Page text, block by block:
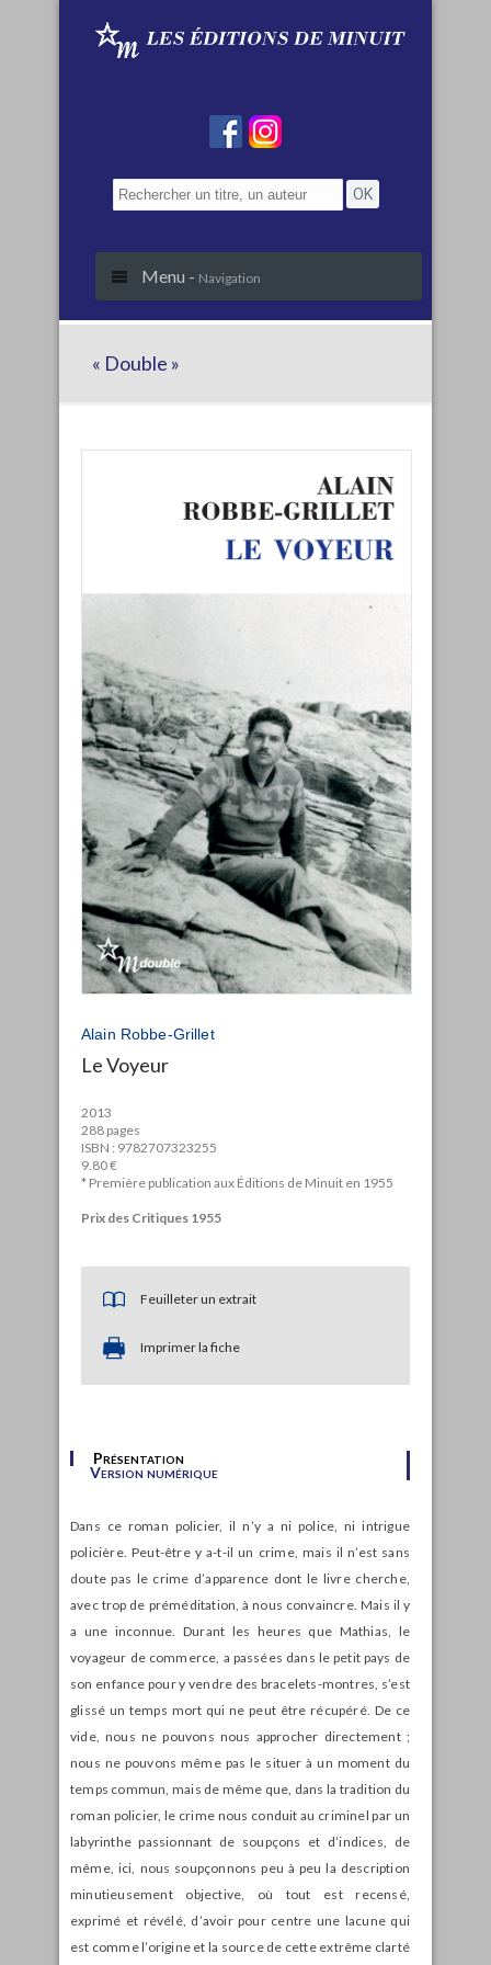
Menu - Navigation
« Double »
Alain Robbe-Grillet
Le Voyeur
2013
288 pages
ISBN : 9782707323255
9.80 €
* Première publication aux Éditions de Minuit en 1955
Prix des Critiques 1955
Feuilleter un extrait
Imprimer la fiche
Présentation
Version numérique
Dans ce roman policier, il n’y a ni police, ni intrigue
policière. Peut-être y a-t-il un crime, mais il n’est sans
doute pas le crime d’apparence dont le livre cherche,
avec trop de préméditation, à nous convaincre. Mais il y
a une inconnue. Durant les heures que Mathias, le
voyageur de commerce, a passées dans le petit pays de
son enfance pour y vendre des bracelets-montres, s’est
glissé un temps mort qui ne peut être récupéré. De ce
vide, nous ne pouvons nous approcher directement ;
nous ne pouvons même pas le situer à un moment du
temps commun, mais de même que, dans la tradition du
roman policier, le crime nous conduit au criminel par un
labyrinthe passionnant de soupçons et d’indices, de
même, ici, nous soupçonnons peu à peu la description
minutieusement objective, où tout est recensé,
exprimé et révélé, d’avoir pour centre une lacune qui
est comme l’origine et la source de cette extrême clarté